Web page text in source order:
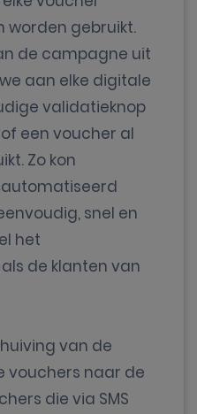
worden gebruikt.
de campagne uit
aan elke digitale
validatieknop
een voucher al
Zo kon
snel en
het
de klanten van
van de
vouchers naar de
die via SMS